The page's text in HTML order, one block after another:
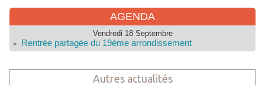
AGENDA
Vendredi 18 Septembre
Rentrée partagée du 19ème arrondissement
Autres actualités